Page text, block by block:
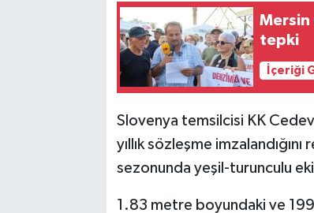
Mersin
tepki
İçeriği
Slovenya temsilcisi KK
yıllık sözleşme
sezonunda yeşil-turunculu
1.83 metre boyundaki ve